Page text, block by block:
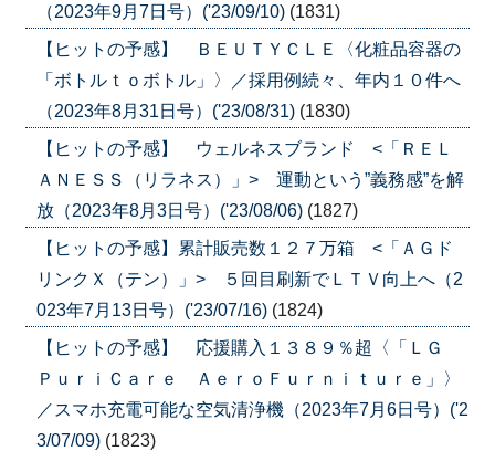
（2023年9月7日号）('23/09/10) (1831)
【ヒットの予感】 ＢＥＵＴＹＣＬＥ〈化粧品容器の
「ボトルｔｏボトル」〉／採用例続々、年内１０件へ
（2023年8月31日号）('23/08/31) (1830)
【ヒットの予感】 ウェルネスブランド <「ＲＥＬ
ＡＮＥＳＳ（リラネス）」> 運動という”義務感”を解
放（2023年8月3日号）('23/08/06) (1827)
【ヒットの予感】累計販売数１２７万箱 <「ＡＧド
リンクＸ（テン）」> ５回目刷新でＬＴＶ向上へ（2
023年7月13日号）('23/07/16) (1824)
【ヒットの予感】 応援購入１３８９％超〈「ＬＧ
ＰｕｒｉＣａｒｅ ＡｅｒｏＦｕｒｎｉｔｕｒｅ」〉
／スマホ充電可能な空気清浄機（2023年7月6日号）('2
3/07/09) (1823)